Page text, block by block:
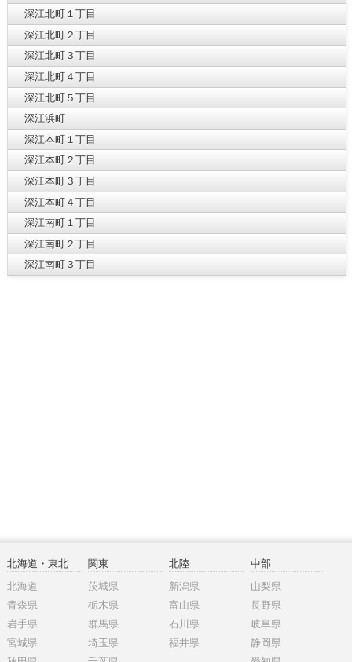
深江北町１丁目
深江北町２丁目
深江北町３丁目
深江北町４丁目
深江北町５丁目
深江浜町
深江本町１丁目
深江本町２丁目
深江本町３丁目
深江本町４丁目
深江南町１丁目
深江南町２丁目
深江南町３丁目
北海道・東北
北海道
青森県
岩手県
宮城県
関東
茨城県
栃木県
群馬県
埼玉県
北陸
新潟県
富山県
石川県
福井県
中部
山梨県
長野県
岐阜県
静岡県